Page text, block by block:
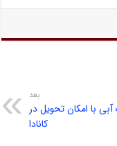
بعد
با امکان تحویل در
کانادا